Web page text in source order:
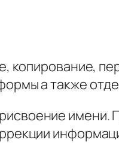
копирование,
а также
имени.